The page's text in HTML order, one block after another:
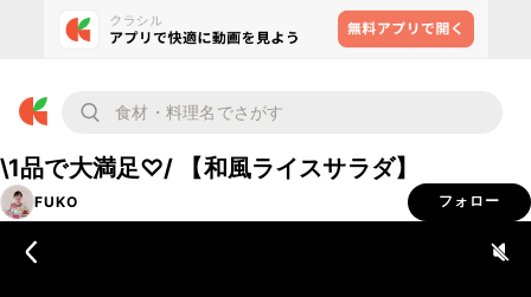
\1品で大満足♡/ 【和風ライスサラダ】
FUKO フォロー